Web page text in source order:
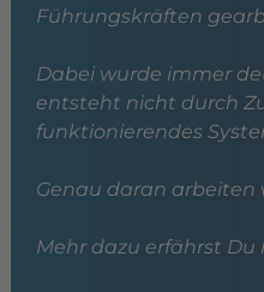
Führungskräften
Dabei wurde immer
entsteht nicht durch
funktionierendes
Genau daran arbeiten
Mehr dazu erfährst Du